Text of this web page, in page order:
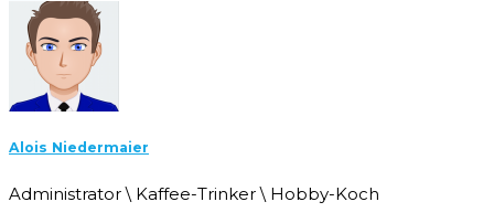
Alois Niedermaier
Administrator \ Kaffee-Trinker \ Hobby-Koch